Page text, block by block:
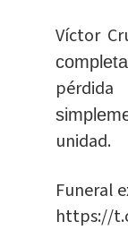
Víctor
unidad.
Funeral
https://